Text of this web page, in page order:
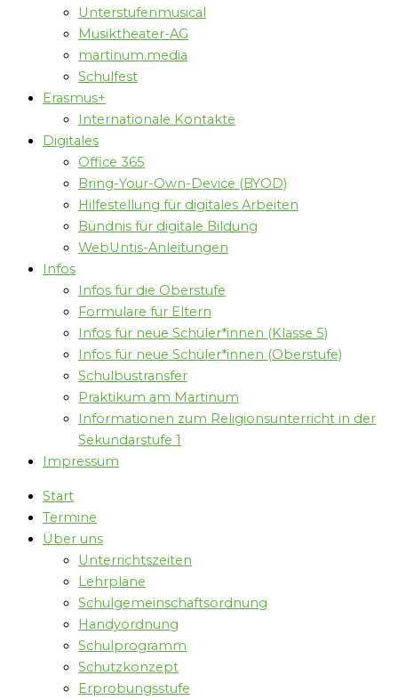
Unterstufenmusical
Musiktheater-AG
martinum.media
Schulfest
Erasmus+
Internationale Kontakte
Digitales
Office 365
Bring-Your-Own-Device (BYOD)
Hilfestellung für digitales Arbeiten
Bündnis für digitale Bildung
WebUntis-Anleitungen
Infos
Infos für die Oberstufe
Formulare für Eltern
Infos für neue Schüler*innen (Klasse 5)
Infos für neue Schüler*innen (Oberstufe)
Schulbustransfer
Praktikum am Martinum
Informationen zum Religionsunterricht in der
Sekundarstufe 1
Impressum
Start
Termine
Über uns
Unterrichtszeiten
Lehrpläne
Schulgemeinschaftsordnung
Handyordnung
Schulprogramm
Schutzkonzept
Erprobungsstufe